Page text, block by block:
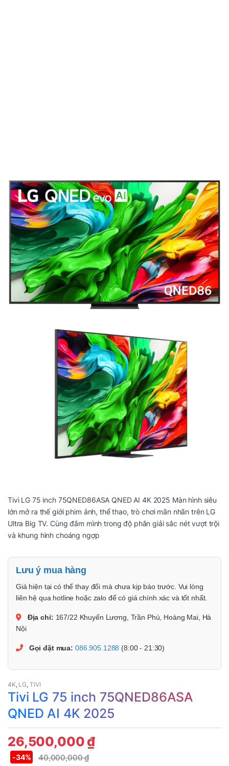
Tivi LG 75 inch 75QNED86ASA QNED AI 4K 2025 Màn hình siêu
lớn mở ra thế giới phim ảnh, thể thao, trò chơi mãn nhãn trên LG
Ultra Big TV. Cùng đắm mình trong độ phân giải sắc nét vượt trội
và khung hình choáng ngợp
Lưu ý mua hàng
Giá hiện tại có thể thay đổi mà chưa kịp báo trước. Vui lòng
liên hệ qua hotline hoặc zalo để có giá chính xác và tốt nhất.
Địa chỉ: 167/22 Khuyến Lương, Trần Phú, Hoàng Mai, Hà
Nội
Gọi đặt mua: 086.905.1288 (8:00 - 21:30)
4K, LG, TIVI
Tivi LG 75 inch 75QNED86ASA
QNED AI 4K 2025
26,500,000 ₫
40,000,000₫
-34%